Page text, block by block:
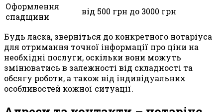
Оформлення
спадщини
від 500 грн до 3000 грн
Будь ласка, зверніться до конкретного нотаріуса
для отримання точної інформації про ціни на
необхідні послуги, оскільки вони можуть
змінюватись в залежності від складності та
обсягу роботи, а також від індивідуальних
особливостей кожної ситуації.